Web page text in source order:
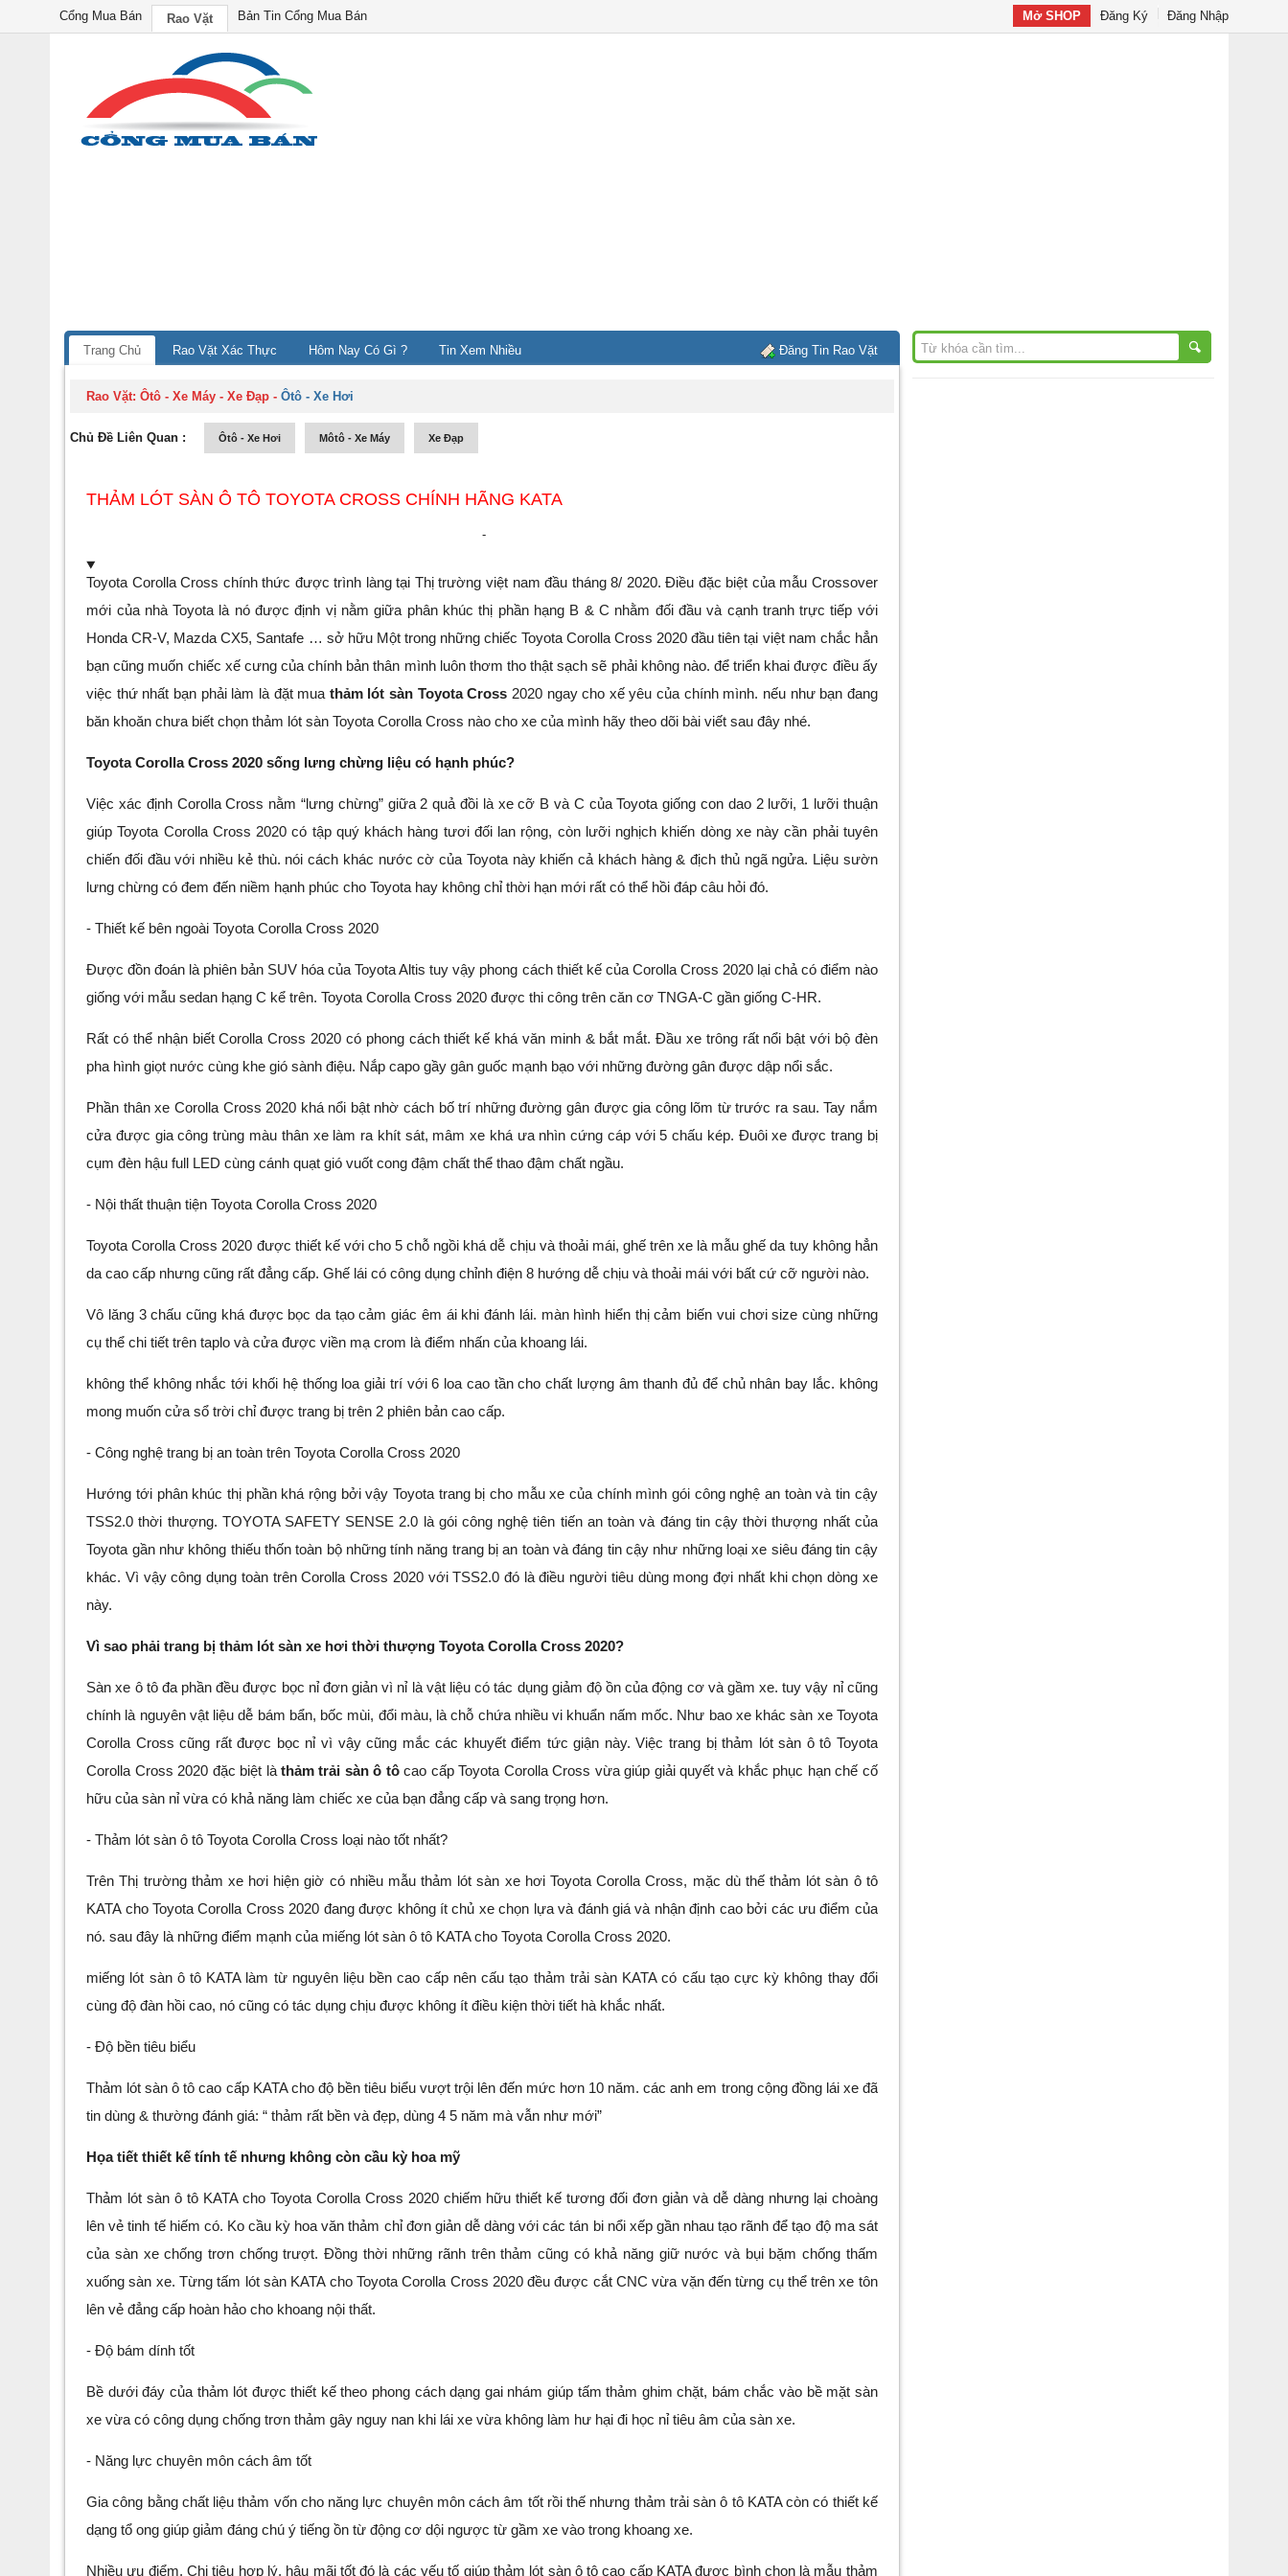
Cổng Mua Bán Rao Vặt Bản Tin Cổng Mua Bán Mở SHOP Đăng Ký Đăng Nhập
Trang Chủ Rao Vặt Xác Thực Hôm Nay Có Gì ? Tin Xem Nhiều Đăng Tin Rao Vặt
Rao Vặt:Ôtô - Xe Máy - Xe Đạp -Ôtô - Xe Hơi
Chủ Đề Liên Quan : Ôtô - Xe Hơi Môtô - Xe Máy Xe Đạp
THẢM LÓT SÀN Ô TÔ TOYOTA CROSS CHÍNH HÃNG KATA
-
Toyota Corolla Cross chính thức được trình làng tại Thị trường việt nam đầu tháng 8/ 2020. Điều đặc biệt của mẫu Crossover
mới của nhà Toyota là nó được định vị nằm giữa phân khúc thị phần hạng B & C nhằm đối đầu và cạnh tranh trực tiếp với
Honda CR-V, Mazda CX5, Santafe … sở hữu Một trong những chiếc Toyota Corolla Cross 2020 đầu tiên tại việt nam chắc hẳn
bạn cũng muốn chiếc xế cưng của chính bản thân mình luôn thơm tho thật sạch sẽ phải không nào. để triển khai được điều ấy
việc thứ nhất bạn phải làm là đặt mua thảm lót sàn Toyota Cross 2020 ngay cho xế yêu của chính mình. nếu như bạn đang
băn khoăn chưa biết chọn thảm lót sàn Toyota Corolla Cross nào cho xe của mình hãy theo dõi bài viết sau đây nhé.
Toyota Corolla Cross 2020 sống lưng chừng liệu có hạnh phúc?
Việc xác định Corolla Cross nằm “lưng chừng” giữa 2 quả đồi là xe cỡ B và C của Toyota giống con dao 2 lưỡi, 1 lưỡi thuận
giúp Toyota Corolla Cross 2020 có tập quý khách hàng tươi đối lan rộng, còn lưỡi nghịch khiến dòng xe này cần phải tuyên
chiến đối đầu với nhiều kẻ thù. nói cách khác nước cờ của Toyota này khiến cả khách hàng & địch thủ ngã ngửa. Liệu sườn
lưng chừng có đem đến niềm hạnh phúc cho Toyota hay không chỉ thời hạn mới rất có thể hồi đáp câu hỏi đó.
-Thiết kế bên ngoài Toyota Corolla Cross 2020
Được đồn đoán là phiên bản SUV hóa của Toyota Altis tuy vậy phong cách thiết kế của Corolla Cross 2020 lại chả có điểm nào
giống với mẫu sedan hạng C kể trên. Toyota Corolla Cross 2020 được thi công trên căn cơ TNGA-C gần giống C-HR.
Rất có thể nhận biết Corolla Cross 2020 có phong cách thiết kế khá văn minh & bắt mắt. Đầu xe trông rất nổi bật với bộ đèn
pha hình giọt nước cùng khe gió sành điệu. Nắp capo gầy gân guốc mạnh bạo với những đường gân được dập nổi sắc.
Phần thân xe Corolla Cross 2020 khá nổi bật nhờ cách bố trí những đường gân được gia công lõm từ trước ra sau. Tay nắm
cửa được gia công trùng màu thân xe làm ra khít sát, mâm xe khá ưa nhìn cứng cáp với 5 chấu kép. Đuôi xe được trang bị
cụm đèn hậu full LED cùng cánh quạt gió vuốt cong đậm chất thể thao đậm chất ngầu.
- Nội thất thuận tiện Toyota Corolla Cross 2020
Toyota Corolla Cross 2020 được thiết kế với cho 5 chỗ ngồi khá dễ chịu và thoải mái, ghế trên xe là mẫu ghế da tuy không hẳn
da cao cấp nhưng cũng rất đẳng cấp. Ghế lái có công dụng chỉnh điện 8 hướng dễ chịu và thoải mái với bất cứ cỡ người nào.
Vô lăng 3 chấu cũng khá được bọc da tạo cảm giác êm ái khi đánh lái. màn hình hiển thị cảm biến vui chơi size cùng những
cụ thể chi tiết trên taplo và cửa được viền mạ crom là điểm nhấn của khoang lái.
không thể không nhắc tới khối hệ thống loa giải trí với 6 loa cao tần cho chất lượng âm thanh đủ để chủ nhân bay lắc. không
mong muốn cửa sổ trời chỉ được trang bị trên 2 phiên bản cao cấp.
-Công nghệ trang bị an toàn trên Toyota Corolla Cross 2020
Hướng tới phân khúc thị phần khá rộng bởi vậy Toyota trang bị cho mẫu xe của chính mình gói công nghệ an toàn và tin cậy
TSS2.0 thời thượng. TOYOTA SAFETY SENSE 2.0 là gói công nghệ tiên tiến an toàn và đáng tin cậy thời thượng nhất của
Toyota gần như không thiếu thốn toàn bộ những tính năng trang bị an toàn và đáng tin cậy như những loại xe siêu đáng tin cậy
khác. Vì vậy công dụng toàn trên Corolla Cross 2020 với TSS2.0 đó là điều người tiêu dùng mong đợi nhất khi chọn dòng xe
này.
Vì sao phải trang bị thảm lót sàn xe hơi thời thượng Toyota Corolla Cross 2020?
Sàn xe ô tô đa phần đều được bọc nỉ đơn giản vì nỉ là vật liệu có tác dụng giảm độ ồn của động cơ và gầm xe. tuy vậy nỉ cũng
chính là nguyên vật liệu dễ bám bẩn, bốc mùi, đổi màu, là chỗ chứa nhiều vi khuẩn nấm mốc. Như bao xe khác sàn xe Toyota
Corolla Cross cũng rất được bọc nỉ vì vậy cũng mắc các khuyết điểm tức giận này. Việc trang bị thảm lót sàn ô tô Toyota
Corolla Cross 2020 đặc biệt làthảm trải sàn ô tôcao cấp Toyota Corolla Cross vừa giúp giải quyết và khắc phục hạn chế cố
hữu của sàn nỉ vừa có khả năng làm chiếc xe của bạn đẳng cấp và sang trọng hơn.
- Thảm lót sàn ô tô Toyota Corolla Cross loại nào tốt nhất?
Trên Thị trường thảm xe hơi hiện giờ có nhiều mẫu thảm lót sàn xe hơi Toyota Corolla Cross, mặc dù thế thảm lót sàn ô tô
KATA cho Toyota Corolla Cross 2020 đang được không ít chủ xe chọn lựa và đánh giá và nhận định cao bởi các ưu điểm của
nó. sau đây là những điểm mạnh của miếng lót sàn ô tô KATA cho Toyota Corolla Cross 2020.
miếng lót sàn ô tô KATA làm từ nguyên liệu bền cao cấp nên cấu tạo thảm trải sàn KATA có cấu tạo cực kỳ không thay đổi
cùng độ đàn hồi cao, nó cũng có tác dụng chịu được không ít điều kiện thời tiết hà khắc nhất.
- Độ bền tiêu biểu
Thảm lót sàn ô tô cao cấp KATA cho độ bền tiêu biểu vượt trội lên đến mức hơn 10 năm. các anh em trong cộng đồng lái xe đã
tin dùng & thường đánh giá: “ thảm rất bền và đẹp, dùng 4 5 năm mà vẫn như mới”
Họa tiết thiết kế tính tế nhưng không còn cầu kỳ hoa mỹ
Thảm lót sàn ô tô KATA cho Toyota Corolla Cross 2020 chiếm hữu thiết kế tương đối đơn giản và dễ dàng nhưng lại choàng
lên vẻ tinh tế hiếm có. Ko cầu kỳ hoa văn thảm chỉ đơn giản dễ dàng với các tán bi nổi xếp gần nhau tạo rãnh để tạo độ ma sát
của sàn xe chống trơn chống trượt. Đồng thời những rãnh trên thảm cũng có khả năng giữ nước và bụi bặm chống thấm
xuống sàn xe. Từng tấm lót sàn KATA cho Toyota Corolla Cross 2020 đều được cắt CNC vừa vặn đến từng cụ thể trên xe tôn
lên vẻ đẳng cấp hoàn hảo cho khoang nội thất.
- Độ bám dính tốt
Bề dưới đáy của thảm lót được thiết kế theo phong cách dạng gai nhám giúp tấm thảm ghim chặt, bám chắc vào bề mặt sàn
xe vừa có công dụng chống trơn thảm gây nguy nan khi lái xe vừa không làm hư hại đi học nỉ tiêu âm của sàn xe.
- Năng lực chuyên môn cách âm tốt
Gia công bằng chất liệu thảm vốn cho năng lực chuyên môn cách âm tốt rồi thế nhưng thảm trải sàn ô tô KATA còn có thiết kế
dạng tổ ong giúp giảm đáng chú ý tiếng ồn từ động cơ dội ngược từ gầm xe vào trong khoang xe.
Nhiều ưu điểm, Chi tiêu hợp lý, hậu mãi tốt đó là các yếu tố giúp thảm lót sàn ô tô cao cấp KATA được bình chọn là mẫu thảm